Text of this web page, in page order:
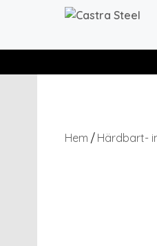
Hem / Härdbart-